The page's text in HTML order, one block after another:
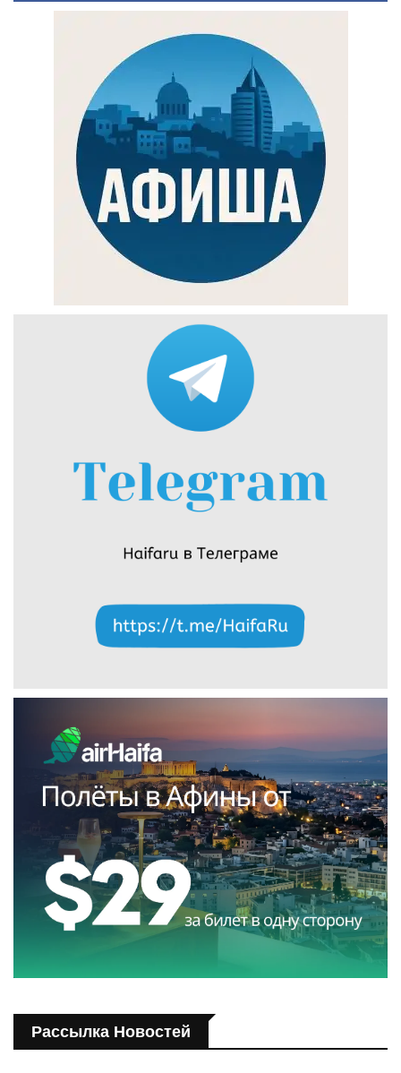
Рассылка Новостей